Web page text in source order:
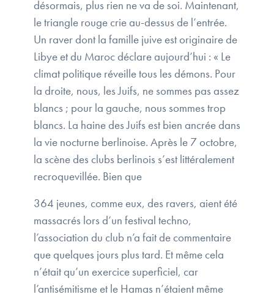
désormais, plus rien ne va de soi. Maintenant,
le triangle rouge crie au-dessus de l’entrée.
Un raver dont la famille juive est originaire de
Libye et du Maroc déclare aujourd’hui : « Le
climat politique réveille tous les démons. Pour
la droite, nous, les Juifs, ne sommes pas assez
blancs ; pour la gauche, nous sommes trop
blancs. La haine des Juifs est bien ancrée dans
la vie nocturne berlinoise. Après le 7 octobre,
la scène des clubs berlinois s’est littéralement
recroquevillée. Bien que
364 jeunes, comme eux, des ravers, aient été
massacrés lors d’un festival techno,
l’association du club n’a fait de commentaire
que quelques jours plus tard. Et même cela
n’était qu’un exercice superficiel, car
l’antisémitisme et le Hamas n’étaient même